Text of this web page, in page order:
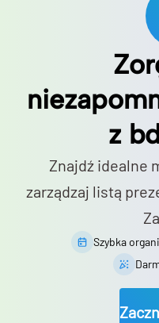
z
Znajdź idealne
zarządzaj listą
Szybka